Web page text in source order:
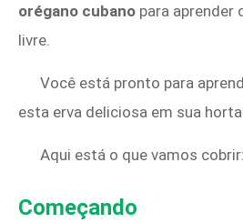
orégano cubano para aprender
livre.
Você está pronto para
esta erva deliciosa em sua
Aqui está o que vamos cobrir:
Começando